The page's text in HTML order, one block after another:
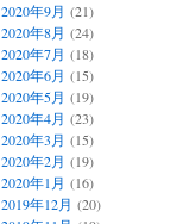
2020年9月 (21)
2020年8月 (24)
2020年7月 (18)
2020年6月 (15)
2020年5月 (19)
2020年4月 (23)
2020年3月 (15)
2020年2月 (19)
2020年1月 (16)
2019年12月 (20)